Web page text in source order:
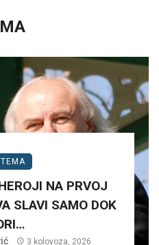
NA PRVOJ
SLAVI SAMO DOK
3 kolovoza, 2026